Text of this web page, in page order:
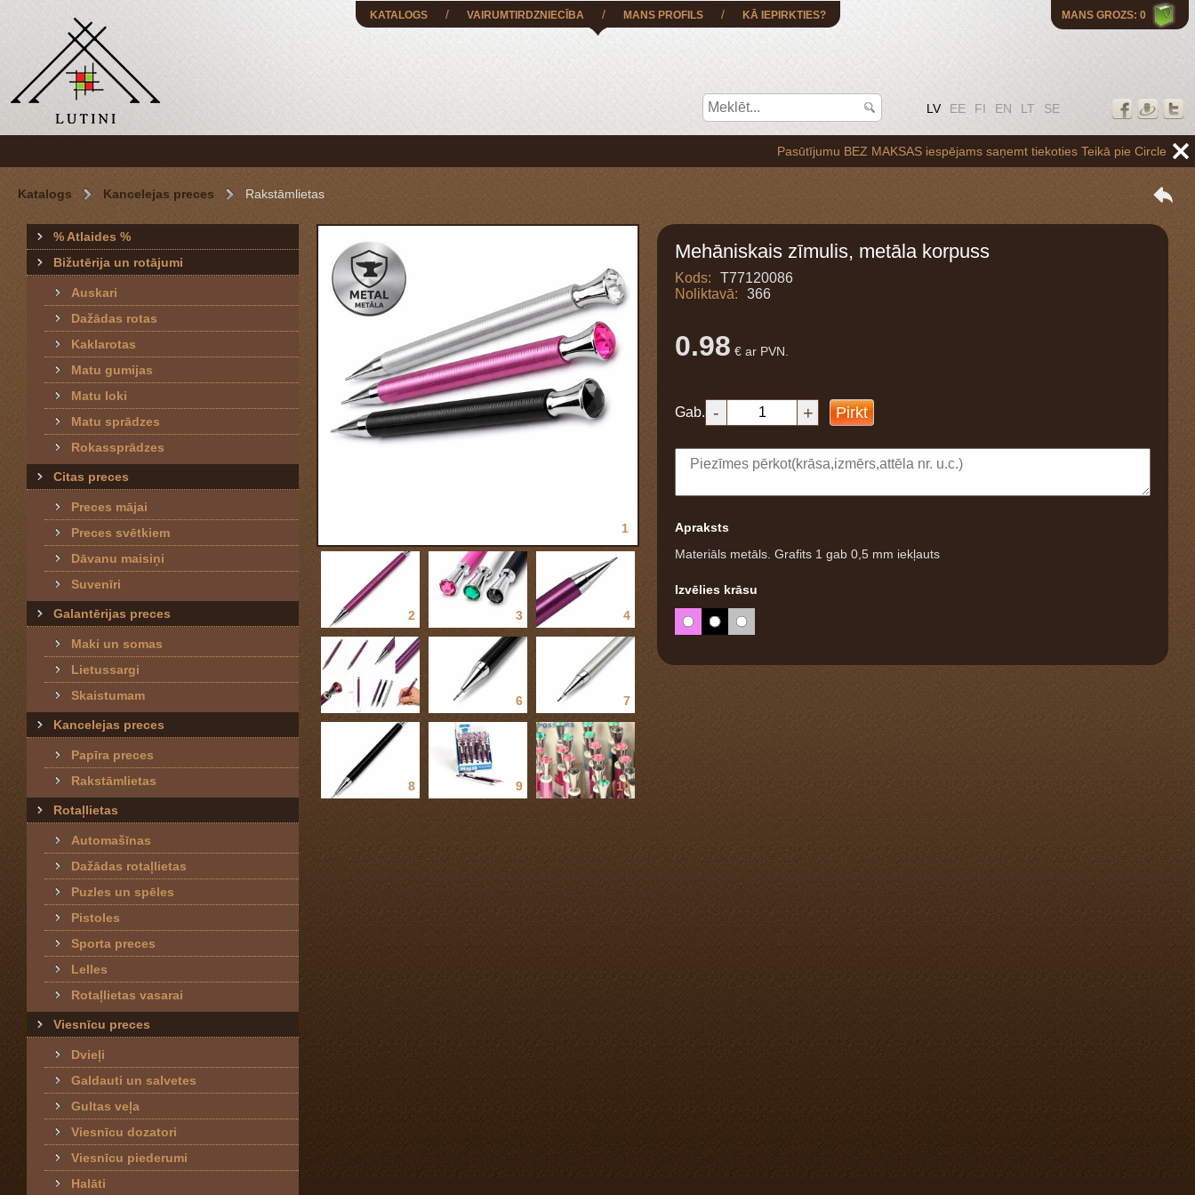
MANS GROZS: 0
LV EE FI EN LT SE
KATALOGS / VAIRUMTIRDZNIECĪBA / MANS PROFILS / KĀ IEPIRKTIES?
Pasūtījumu BEZ MAKSAS iespējams saņemt tiekoties Teikā pie Circle K
Katalogs Kancelejas preces Rakstāmlietas
% Atlaides %
Bižutērija un rotājumi
Auskari
Dažādas rotas
Kaklarotas
Matu gumijas
Matu loki
Matu sprādzes
Rokassprādzes
Citas preces
Preces mājai
Preces svētkiem
Dāvanu maisiņi
Suvenīri
Galantērijas preces
Maki un somas
Lietussargi
Skaistumam
Kancelejas preces
Papīra preces
Rakstāmlietas
Rotaļlietas
Automašīnas
Dažādas rotaļlietas
Puzles un spēles
Pistoles
Sporta preces
Lelles
Rotaļlietas vasarai
Viesnīcu preces
Dvieļi
Galdauti un salvetes
Gultas veļa
Viesnīcu dozatori
Viesnīcu piederumi
Halāti
1
2 3 4
5 6 7
8 9 10
Mehāniskais zīmulis, metāla korpuss
Kods:
T77120086
Noliktavā:
366
0.98 € ar PVN.
Gab. - + Pirkt
Apraksts
Materiāls metāls. Grafits 1 gab 0,5 mm iekļauts
Izvēlies krāsu